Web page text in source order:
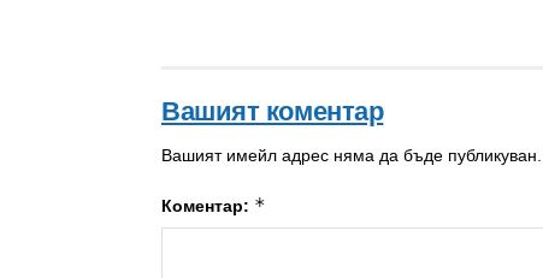
Вашият коментар
Вашият имейл адрес няма да бъде публикуван.
Коментар: *